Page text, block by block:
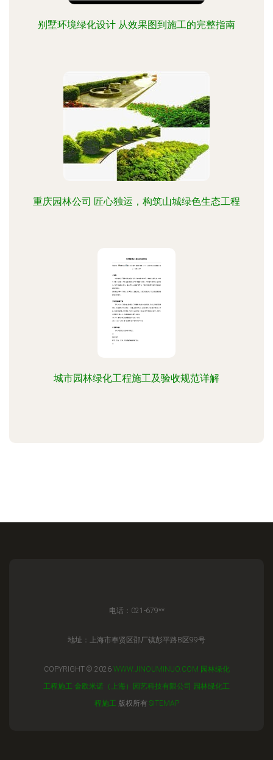
别墅环境绿化设计 从效果图到施工的完整指南
重庆园林公司 匠心独运，构筑山城绿色生态工程
城市园林绿化工程施工及验收规范详解
电话：021-679**
地址：上海市奉贤区邵厂镇彭平路B区99号
COPYRIGHT © 2026 WWW.JINOUMINUO.COM 园林绿化
工程施工 金欧米诺（上海）园艺科技有限公司 园林绿化工
程施工 版权所有 SITEMAP